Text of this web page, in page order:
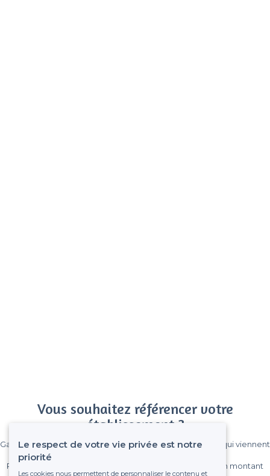
Vous souhaitez référencer votre
établissement ?
Gagnez de nombreux clients parmi le million de visiteurs qui viennent
Pas de commissions et sans engagement, vous payez un montant
Le respect de votre vie privée est notre
priorité
Les cookies nous permettent de personnaliser le contenu et